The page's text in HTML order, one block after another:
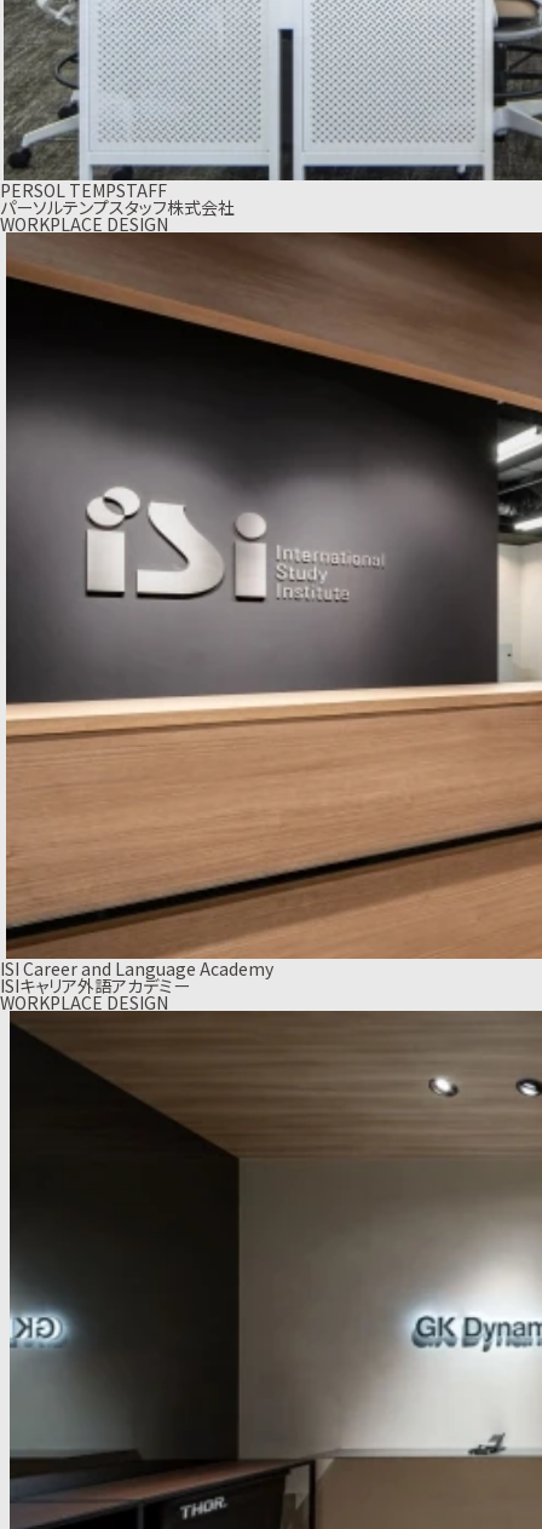
PERSOL TEMPSTAFF
パーソルテンプスタッフ株式会社
WORKPLACE DESIGN
ISI Career and Language Academy
ISIキャリア外語アカデミー
WORKPLACE DESIGN